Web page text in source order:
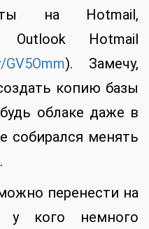
на Hotmail,
Outlook Hotmail
). Замечу,
копию базы
облаке даже в
собирался менять
перенести на
у кого немного